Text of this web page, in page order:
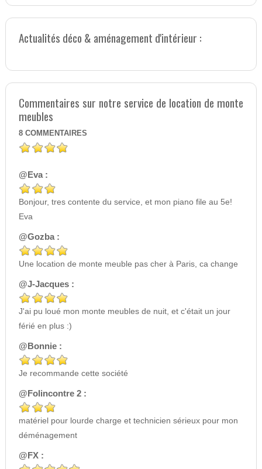
Actualités déco & aménagement d'intérieur :
Commentaires sur notre service de location de monte
meubles
8 COMMENTAIRES
@Eva :
Bonjour, tres contente du service, et mon piano file au 5e!
Eva
@Gozba :
Une location de monte meuble pas cher à Paris, ca change
@J-Jacques :
J'ai pu loué mon monte meubles de nuit, et c'était un jour
férié en plus :)
@Bonnie :
Je recommande cette société
@Folincontre 2 :
matériel pour lourde charge et technicien sérieux pour mon
déménagement
@FX :